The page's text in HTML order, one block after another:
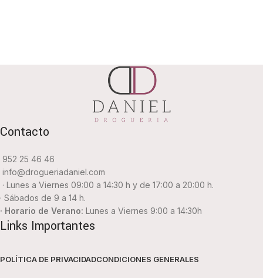
Contacto
952 25 46 46
info@drogueriadaniel.com
· Lunes a Viernes 09:00 a 14:30 h y de 17:00 a 20:00 h.
· Sábados de 9 a 14 h.
· Horario de Verano: Lunes a Viernes 9:00 a 14:30h
Links Importantes
POLÍTICA DE PRIVACIDADCONDICIONES GENERALES